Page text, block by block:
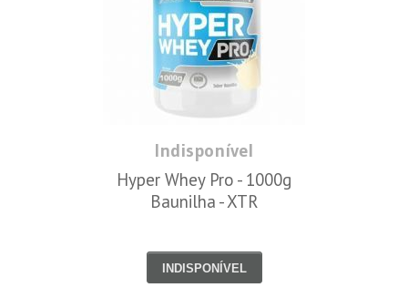
Indisponível
Hyper Whey Pro - 1000g
Baunilha - XTR
INDISPONÍVEL